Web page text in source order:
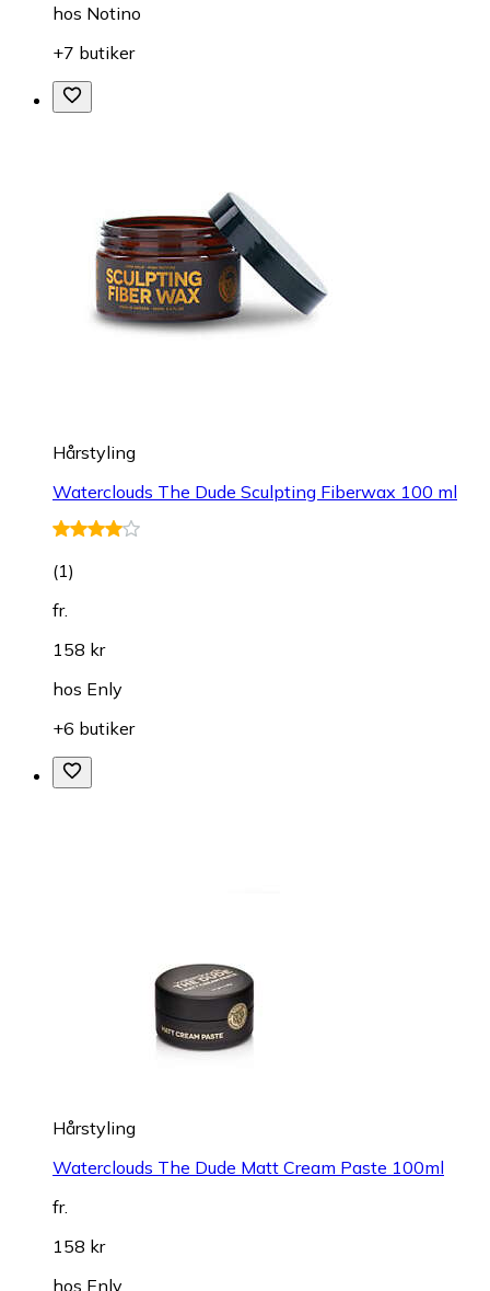
hos Notino
+7 butiker
Hårstyling
Waterclouds The Dude Sculpting Fiberwax 100 ml
(1)
fr.
158 kr
hos Enly
+6 butiker
Hårstyling
Waterclouds The Dude Matt Cream Paste 100ml
fr.
158 kr
hos Enly